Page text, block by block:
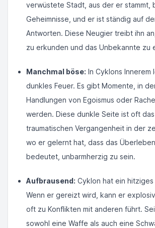
verwüstete Stadt, aus der er stammt,
Geheimnisse, und er ist ständig auf
Antworten. Diese Neugier treibt ihn
zu erkunden und das Unbekannte zu
Manchmal böse: In Cyklons Innerem
dunkles Feuer. Es gibt Momente, in
Handlungen von Egoismus oder
werden. Diese dunkle Seite ist oft
traumatischen Vergangenheit in der
wo er gelernt hat, dass das
bedeutet, unbarmherzig zu sein.
Aufbrausend: Cyklon hat ein
Wenn er gereizt wird, kann er
oft zu Konflikten mit anderen führt.
sowohl eine Waffe als auch eine